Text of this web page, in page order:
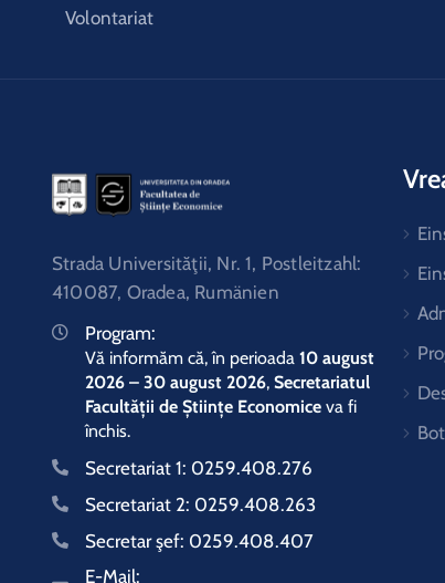
Volontariat
Strada Universităţii, Nr. 1, Postleitzahl:
410087, Oradea, Rumänien
Program:
Vă informăm că, în perioada 10 august
2026 – 30 august 2026, Secretariatul
Facultății de Științe Economice va fi
închis.
Secretariat 1: 0259.408.276
Secretariat 2: 0259.408.263
Secretar şef: 0259.408.407
E-Mail: